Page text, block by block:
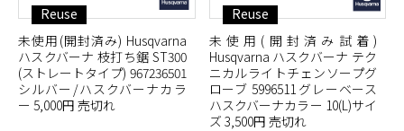
Reuse
未使用(開封済み) Husqvarna
ハスクバーナ 枝打ち鋸 ST300
(ストレートタイプ) 967236501
シルバー/ハスクバーナカラ
ー 5,000円 売切れ
Reuse
未使用(開封済み試着)
Husqvarna ハスクバーナ テク
ニカルライトチェンソープグ
ローブ 5996511 グレーベース
ハスクバーナカラー 10(L)サイ
ズ 3,500円 売切れ